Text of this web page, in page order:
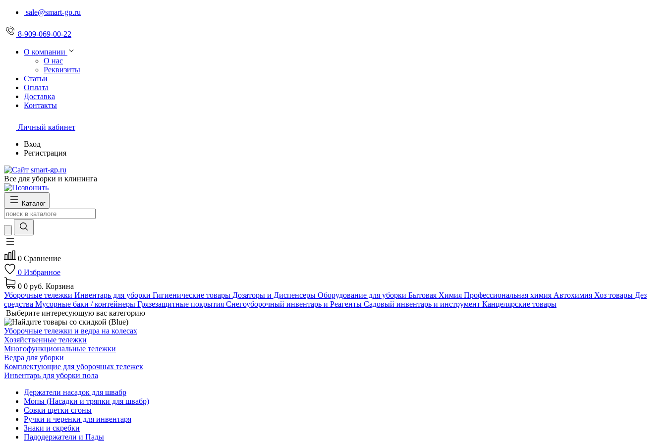
sale@smart-gp.ru
8-909-069-00-22
О компании
О нас
Реквизиты
Статьи
Оплата
Доставка
Контакты
Личный кабинет
Вход
Регистрация
Все для уборки и клининга
Каталог
0 Сравнение
0 Избранное
0 0 руб. Корзина
Уборочные тележки Инвентарь для уборки Гигиенические товары Дозаторы и Диспенсеры Оборудование для уборки Бытовая Химия Профессиональная химия Автохимия Хоз товары Дез
средства Мусорные баки / контейнеры Грязезащитные покрытия Снегоуборочный инвентарь и Реагенты Садовый инвентарь и инструмент Канцелярские товары
Выберите интересующую вас категорию
Уборочные тележки и ведра на колесах
Хозяйственные тележки
Многофункциональные тележки
Ведра для уборки
Комплектующие для уборочных тележек
Инвентарь для уборки пола
Держатели насадок для швабр
Мопы (Насадки и тряпки для швабр)
Совки щетки сгоны
Ручки и черенки для инвентаря
Знаки и скребки
Падодержатели и Пады